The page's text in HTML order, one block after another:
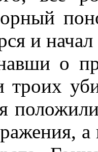
и
о
троих